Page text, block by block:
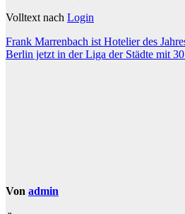
Volltext nach Login
Beitragsnavigation
Frank Marrenbach ist Hotelier des
Berlin jetzt in der Liga der Städte mit
Von admin